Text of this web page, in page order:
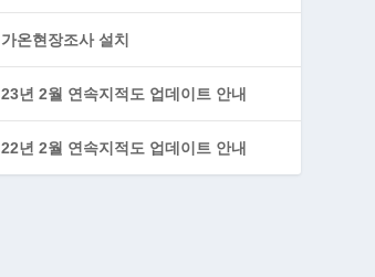
가온현장조사 설치
23년 2월 연속지적도 업데이트 안내
22년 2월 연속지적도 업데이트 안내